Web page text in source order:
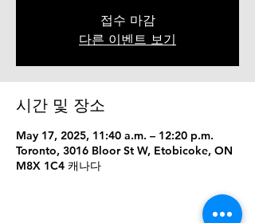
접수 마감
다른 이벤트 보기
시간 및 장소
May 17, 2025, 11:40 a.m. – 12:20 p.m.
Toronto, 3016 Bloor St W, Etobicoke, ON
M8X 1C4 캐나다